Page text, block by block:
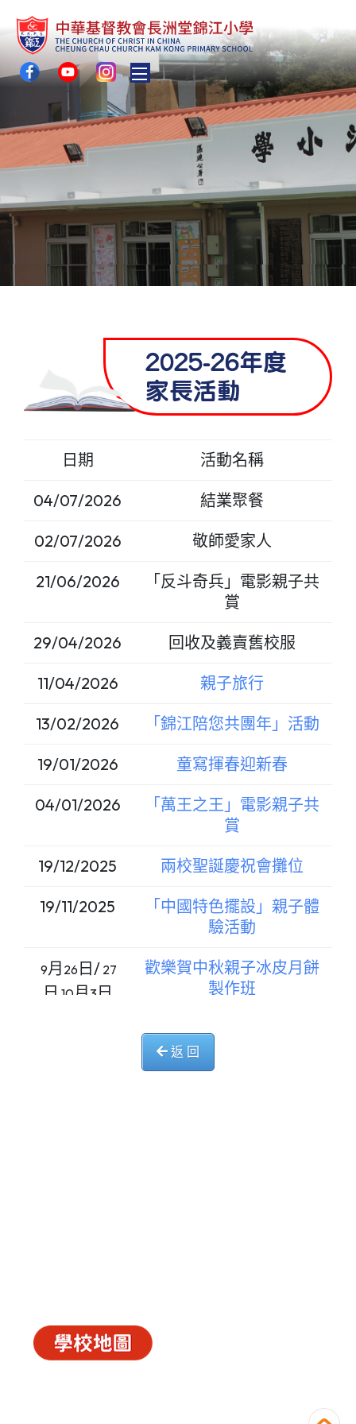
Toggle main menu visibility
2025-26年度
家長活動
日期 活動名稱
04/07/2026 結業聚餐
02/07/2026 敬師愛家人
21/06/2026
「反斗奇兵」電影親子共
賞
29/04/2026 回收及義賣舊校服
11/04/2026 親子旅行
13/02/2026 「錦江陪您共團年」活動
19/01/2026 童寫揮春迎新春
04/01/2026
「萬王之王」電影親子共
賞
19/12/2025 兩校聖誕慶祝會攤位
19/11/2025
「中國特色擺設」親子體
驗活動
9月 26 日/ 27
日 10月 3日
歡樂賀中秋親子冰皮月餅
製作班
錦創運動嘉年華會攤位
返 回